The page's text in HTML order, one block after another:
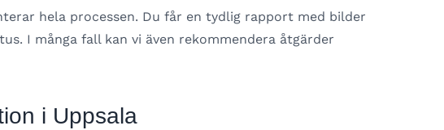
hela processen. Du får en tydlig rapport med bilder
I många fall kan vi även rekommendera åtgärder
i Uppsala